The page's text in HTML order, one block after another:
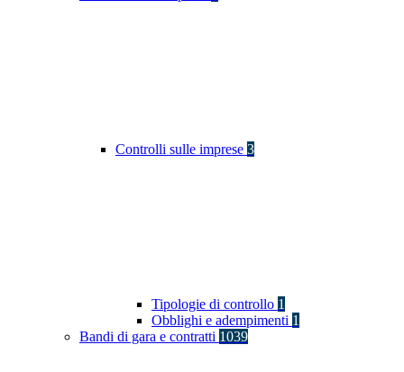
Controlli sulle imprese 3
Tipologie di controllo 1
Obblighi e adempimenti 1
Bandi di gara e contratti 1039